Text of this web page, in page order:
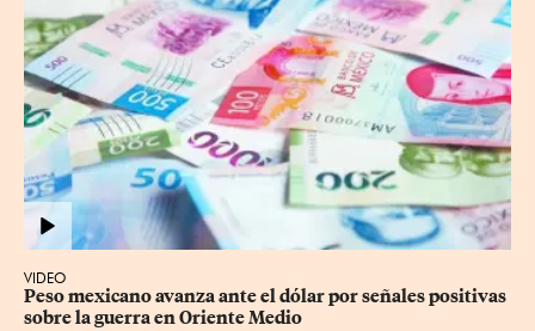
VIDEO
Peso mexicano avanza ante el dólar por señales positivas
sobre la guerra en Oriente Medio